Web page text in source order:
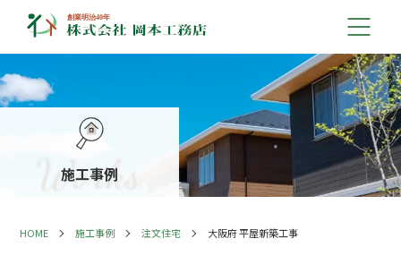
施工事例
HOME 施工事例 注文住宅 大阪府 平屋新築工事